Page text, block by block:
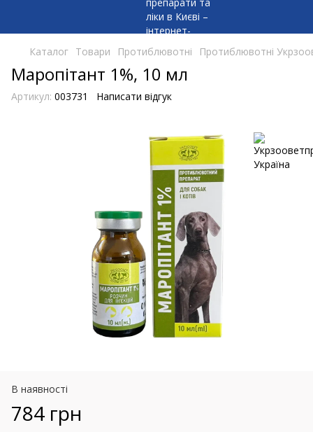
Каталог Товари Протиблювотні Протиблювотні
Маропітант 1%, 10 мл
Артикул: 003731 Написати відгук
В наявності
784 грн